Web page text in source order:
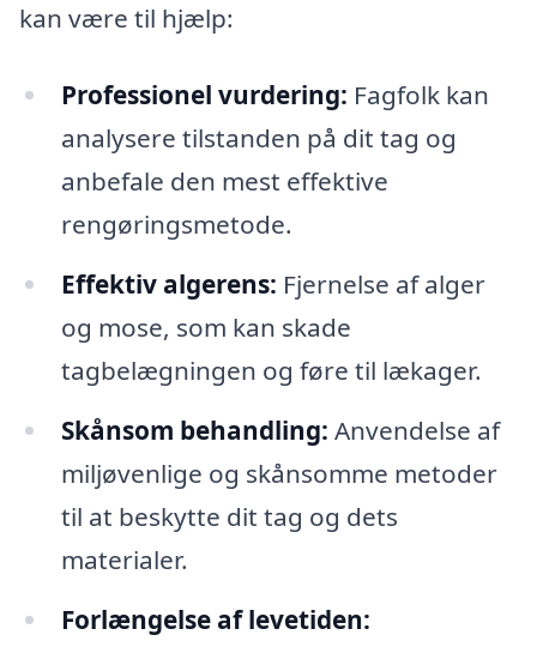
kan være til hjælp:
Professionel vurdering: Fagfolk kan
analysere tilstanden på dit tag og
anbefale den mest effektive
rengøringsmetode.
Effektiv algerens: Fjernelse af alger
og mose, som kan skade
tagbelægningen og føre til lækager.
Skånsom behandling: Anvendelse af
miljøvenlige og skånsomme metoder
til at beskytte dit tag og dets
materialer.
Forlængelse af levetiden: